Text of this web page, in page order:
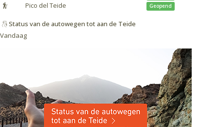
Pico del Teide Geopend
Status van de autowegen tot aan de Teide
Vandaag